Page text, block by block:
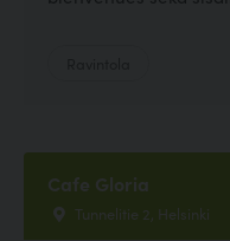
Cafe Gloria
Tunnelitie 2, Helsinki